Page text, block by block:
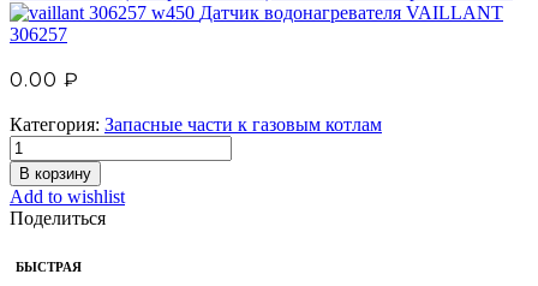
Датчик водонагревателя VAILLANT
306257
0.00 ₽
Категория: Запасные части к газовым котлам
В корзину
Add to wishlist
Поделиться
БЫСТРАЯ